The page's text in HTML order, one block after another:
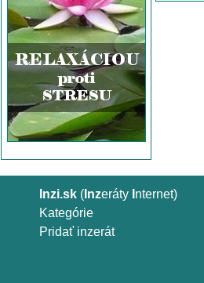
Inzi.sk ( Inzeráty nternet)
Kategórie
Pridať inzerát